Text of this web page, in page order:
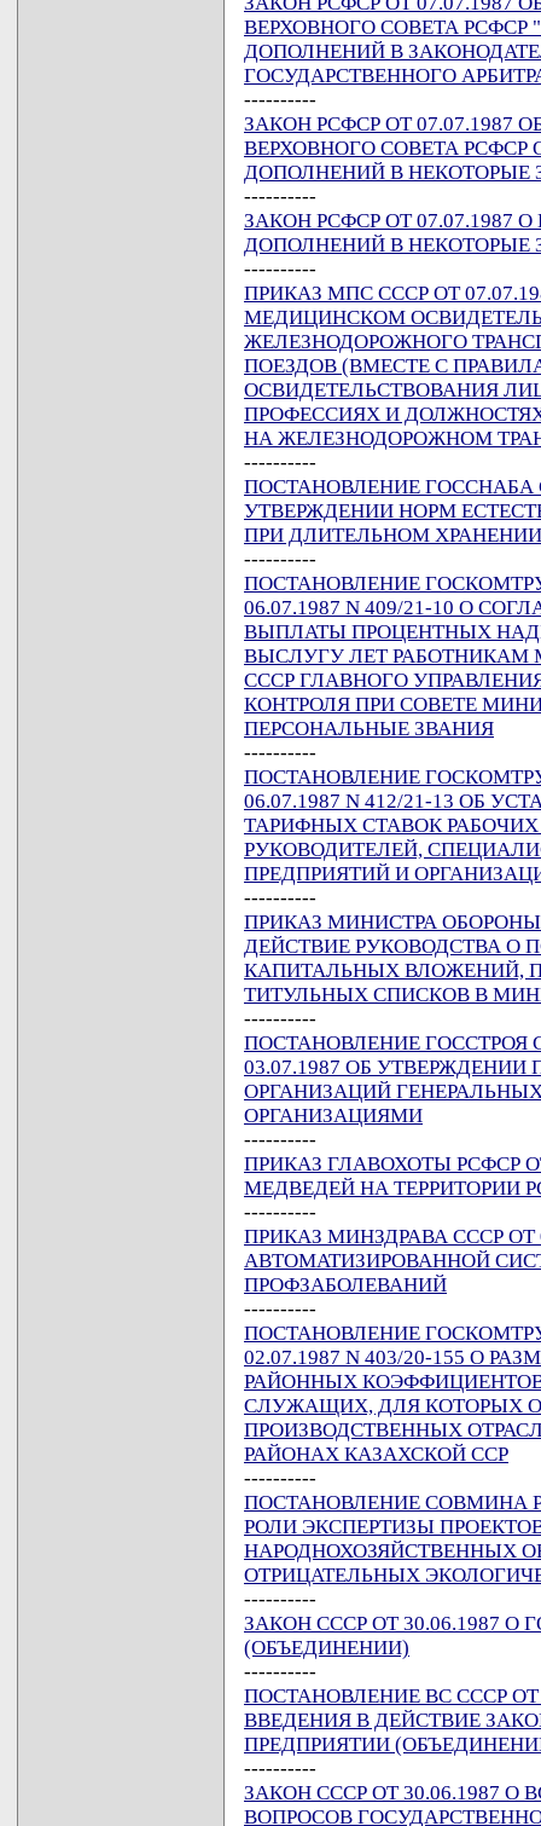
ВЕРХОВНОГО СОВЕТА
ДОПОЛНЕНИЙ В
ГОСУДАРСТВЕННОГО
----------
ЗАКОН РСФСР ОТ
ВЕРХОВНОГО СОВЕТА
ДОПОЛНЕНИЙ В НЕКОТОРЫЕ
----------
ЗАКОН РСФСР ОТ 07.07.1987
ДОПОЛНЕНИЙ В НЕКОТОРЫЕ
----------
ПРИКАЗ МПС СССР ОТ
МЕДИЦИНСКОМ
ЖЕЛЕЗНОДОРОЖНОГО
ПОЕЗДОВ (ВМЕСТЕ С
ОСВИДЕТЕЛЬСТВОВАНИЯ
ПРОФЕССИЯХ И
НА ЖЕЛЕЗНОДОРОЖНОМ
----------
ПОСТАНОВЛЕНИЕ ГОССНАБА
УТВЕРЖДЕНИИ НОРМ
ПРИ ДЛИТЕЛЬНОМ
----------
ПОСТАНОВЛЕНИЕ
06.07.1987 N 409/21-10 О
ВЫПЛАТЫ ПРОЦЕНТНЫХ
ВЫСЛУГУ ЛЕТ
СССР ГЛАВНОГО
КОНТРОЛЯ ПРИ СОВЕТЕ
ПЕРСОНАЛЬНЫЕ ЗВАНИЯ
----------
ПОСТАНОВЛЕНИЕ
06.07.1987 N 412/21-13 ОБ
ТАРИФНЫХ СТАВОК
РУКОВОДИТЕЛЕЙ,
ПРЕДПРИЯТИЙ И
----------
ПРИКАЗ МИНИСТРА ОБОРОНЫ
ДЕЙСТВИЕ РУКОВОДСТВА О
КАПИТАЛЬНЫХ ВЛОЖЕНИЙ,
ТИТУЛЬНЫХ СПИСКОВ В
----------
ПОСТАНОВЛЕНИЕ ГОССТРОЯ
03.07.1987 ОБ
ОРГАНИЗАЦИЙ
ОРГАНИЗАЦИЯМИ
----------
ПРИКАЗ ГЛАВОХОТЫ РСФСР
МЕДВЕДЕЙ НА ТЕРРИТОРИИ
----------
ПРИКАЗ МИНЗДРАВА СССР ОТ
АВТОМАТИЗИРОВАННОЙ
ПРОФЗАБОЛЕВАНИЙ
----------
ПОСТАНОВЛЕНИЕ
02.07.1987 N 403/20-155 О
РАЙОННЫХ
СЛУЖАЩИХ, ДЛЯ КОТОРЫХ
ПРОИЗВОДСТВЕННЫХ
РАЙОНАХ КАЗАХСКОЙ ССР
----------
ПОСТАНОВЛЕНИЕ СОВМИНА
РОЛИ ЭКСПЕРТИЗЫ
НАРОДНОХОЗЯЙСТВЕННЫХ
ОТРИЦАТЕЛЬНЫХ
----------
ЗАКОН СССР ОТ 30.06.1987
(ОБЪЕДИНЕНИИ)
----------
ПОСТАНОВЛЕНИЕ ВС СССР ОТ
ВВЕДЕНИЯ В ДЕЙСТВИЕ
ПРЕДПРИЯТИИ
----------
ЗАКОН СССР ОТ 30.06.1987
ВОПРОСОВ